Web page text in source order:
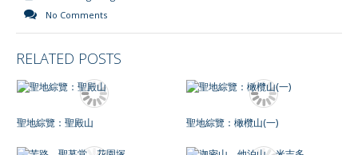
No Comments
RELATED POSTS
聖地綜覽：聖殿山 聖地綜覽：橄欖山(一)